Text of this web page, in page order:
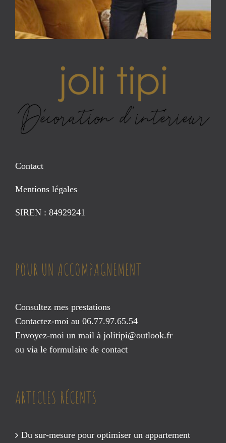
Contact
Mentions légales
SIREN : 84929241
POUR UN ACCOMPAGNEMENT
Consultez mes prestations
Contactez-moi au 06.77.97.65.54
Envoyez-moi un mail à jolitipi@outlook.fr
ou via le formulaire de contact
ARTICLES RÉCENTS
Du sur-mesure pour optimiser un appartement